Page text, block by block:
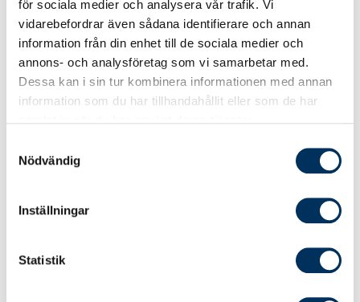
för sociala medier och analysera vår trafik. Vi
vidarebefordrar även sådana identifierare och annan
information från din enhet till de sociala medier och
annons- och analysföretag som vi samarbetar med.
Dessa kan i sin tur kombinera informationen med annan
information som du har tillhandahållit eller som de har
Nödvändig
Inställningar
Statistik
avslutar Einar Halldin.